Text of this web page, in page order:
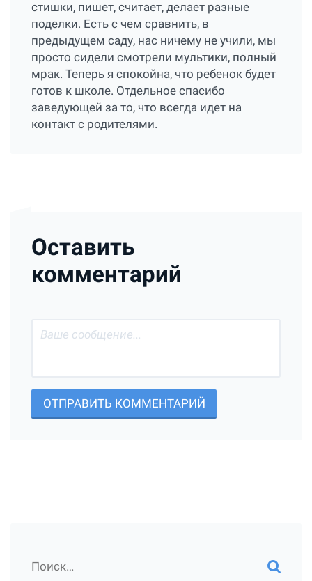
стишки, пишет, считает, делает разные
поделки. Есть с чем сравнить, в
предыдущем саду, нас ничему не учили, мы
просто сидели смотрели мультики, полный
мрак. Теперь я спокойна, что ребенок будет
готов к школе. Отдельное спасибо
заведующей за то, что всегда идет на
контакт с родителями.
Оставить
комментарий
ОТПРАВИТЬ КОММЕНТАРИЙ